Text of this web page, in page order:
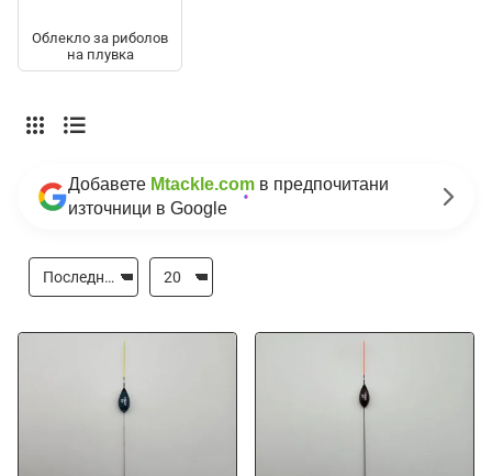
Облекло за риболов
на плувка
Добавете Mtackle.com в предпочитани
източници в Google